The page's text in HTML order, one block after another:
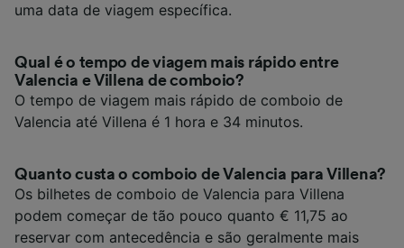
uma data de viagem específica.
Qual é o tempo de viagem mais rápido entre
Valencia e Villena de comboio?
O tempo de viagem mais rápido de comboio de
Valencia até Villena é 1 hora e 34 minutos.
Quanto custa o comboio de Valencia para Villena?
Os bilhetes de comboio de Valencia para Villena
podem começar de tão pouco quanto € 11,75 ao
reservar com antecedência e são geralmente mais